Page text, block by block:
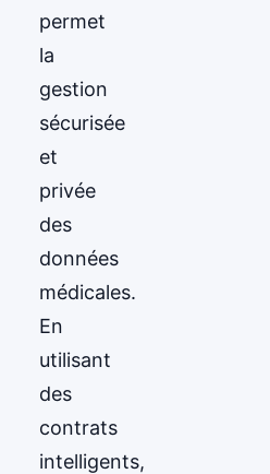
permet
la
gestion
sécurisée
et
privée
des
données
médicales.
En
utilisant
des
contrats
intelligents,